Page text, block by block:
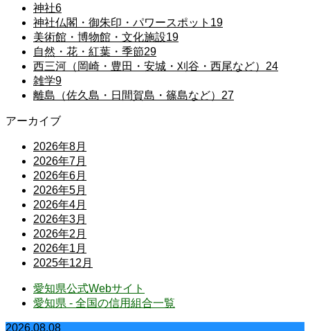
神社6
神社仏閣・御朱印・パワースポット 19
美術館・博物館・文化施設19
自然・花・紅葉・季節29
西三河（岡崎・豊田・安城・刈谷・西尾など） 24
雑学9
離島（佐久島・日間賀島・篠島など） 27
アーカイブ
2026年8月
2026年7月
2026年6月
2026年5月
2026年4月
2026年3月
2026年2月
2026年1月
2025年12月
愛知県公式Webサイト
愛知県 - 全国の信用組合一覧
2026.08.08